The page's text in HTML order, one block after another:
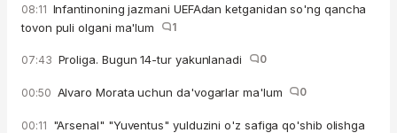
08:11 Infantinoning jazmani UEFAdan ketganidan so'ng qancha
tovon puli olgani ma'lum
1
07:43 Proliga. Bugun 14-tur yakunlanadi 0
00:50 Alvaro Morata uchun da'vogarlar ma'lum 0
00:11 "Arsenal" "Yuventus" yulduzini o'z safiga qo'shib olishga